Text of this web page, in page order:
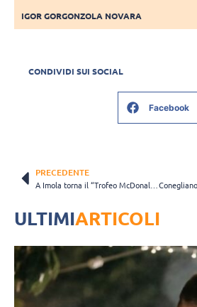
IGOR GORGONZOLA NOVARA
CONDIVIDI SUI SOCIAL
Facebook
PRECEDENTE
ULTIMIARTICOLI